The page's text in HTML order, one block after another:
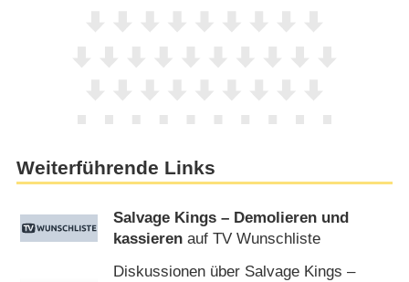
Weiterführende Links
Salvage Kings – Demolieren und
kassieren auf TV Wunschliste
Diskussionen über Salvage Kings –